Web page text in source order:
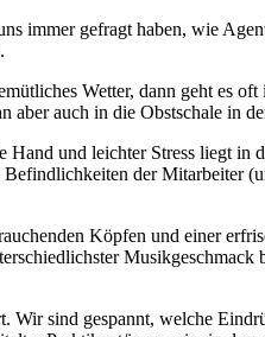
immer gefragt haben, wie
Wetter, dann geht es
auch in die Obstschale in
und leichter Stress liegt
der Mitarbeiter
Köpfen und einer
sind gespannt, welche